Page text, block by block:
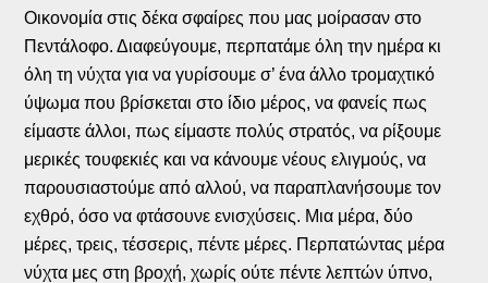
Οικονομία στις δέκα σφαίρες που μας μοίρασαν στο
Πεντάλοφο. Διαφεύγουμε, περπατάμε όλη την ημέρα κι
όλη τη νύχτα για να γυρίσουμε σ’ ένα άλλο τρομαχτικό
ύψωμα που βρίσκεται στο ίδιο μέρος, να φανείς πως
είμαστε άλλοι, πως είμαστε πολύς στρατός, να ρίξουμε
μερικές τουφεκιές και να κάνουμε νέους ελιγμούς, να
παρουσιαστούμε από αλλού, να παραπλανήσουμε τον
εχθρό, όσο να φτάσουνε ενισχύσεις. Μια μέρα, δύο
μέρες, τρεις, τέσσερις, πέντε μέρες. Περπατώντας μέρα
νύχτα μες στη βροχή, χωρίς ούτε πέντε λεπτών ύπνο,